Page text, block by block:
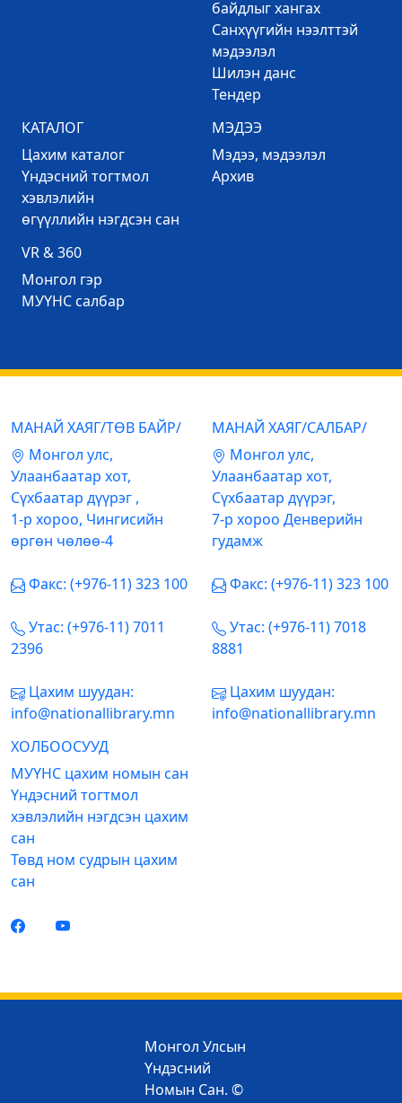
байдлыг хангах
Санхүүгийн нээлттэй
мэдээлэл
Шилэн данс
Тендер
КАТАЛОГ
Цахим каталог
Үндэсний тогтмол
хэвлэлийн
өгүүллийн нэгдсэн сан
МЭДЭЭ
Mэдээ, мэдээлэл
Архив
VR & 360
Mонгол гэр
МУҮНС салбар
МАНАЙ ХАЯГ/ТӨВ БАЙР/
Mонгол улс,
Улаанбаатар хот,
Сүхбаатар дүүрэг ,
1-р хороо, Чингисийн
өргөн чөлөө-4
Факс: (+976-11) 323 100
Утас: (+976-11) 7011
2396
Цахим шуудан:
info@nationallibrary.mn
МАНАЙ ХАЯГ/САЛБАР/
Mонгол улс,
Улаанбаатар хот,
Сүхбаатар дүүрэг,
7-р хороо Денверийн
гудамж
Факс: (+976-11) 323 100
Утас: (+976-11) 7018
8881
Цахим шуудан:
info@nationallibrary.mn
ХОЛБООСУУД
МУҮНС цахим номын сан
Үндэсний тогтмол
хэвлэлийн нэгдсэн цахим
сан
Төвд ном судрын цахим
сан
Монгол Улсын
Үндэсний
Номын Сан. ©